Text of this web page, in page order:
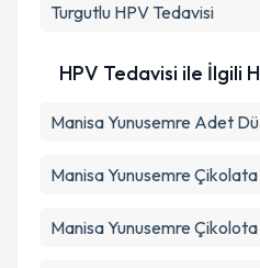
Turgutlu HPV Tedavisi
HPV Tedavisi ile İlgili
Manisa Yunusemre Adet
Manisa Yunusemre
Manisa Yunusemre